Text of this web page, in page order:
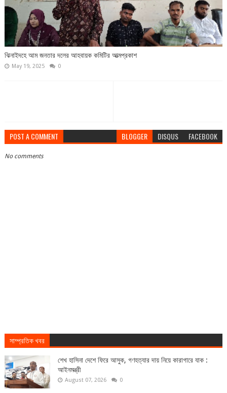
ঝিনাইদহে আম জনতার দলের আহবায়ক কমিটির আত্মপ্রকাশ
May 19, 2025 0
POST A COMMENT BLOGGER DISQUS FACEBOOK
No comments
সাম্প্রতিক খবর
শেখ হাসিনা দেশে ফিরে আসুক, গণহত্যার দায় নিয়ে কারাগারে যাক :
আইনমন্ত্রী
August 07, 2026 0